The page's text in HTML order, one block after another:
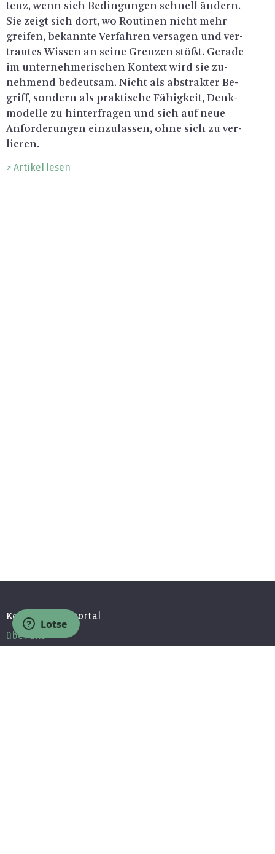
tenz, wenn sich Be­din­gun­gen schnell än­dern.
Sie zeigt sich dort, wo Rou­ti­nen nicht mehr
grei­fen, be­kann­te Ver­fah­ren ver­sa­gen und ver­
trau­tes Wis­sen an seine Gren­zen stößt. Ge­ra­de
im un­ter­neh­me­ri­schen Kon­text wird sie zu­
neh­mend be­deut­sam. Nicht als abs­trak­ter Be­
griff, son­dern als prak­ti­sche Fä­hig­keit, Denk­
mo­del­le zu hin­ter­fra­gen und sich auf neue
An­for­de­run­gen ein­zu­las­sen, ohne sich zu ver­
lie­ren.
Artikel lesen
Komponentenportal
über uns
Lotse